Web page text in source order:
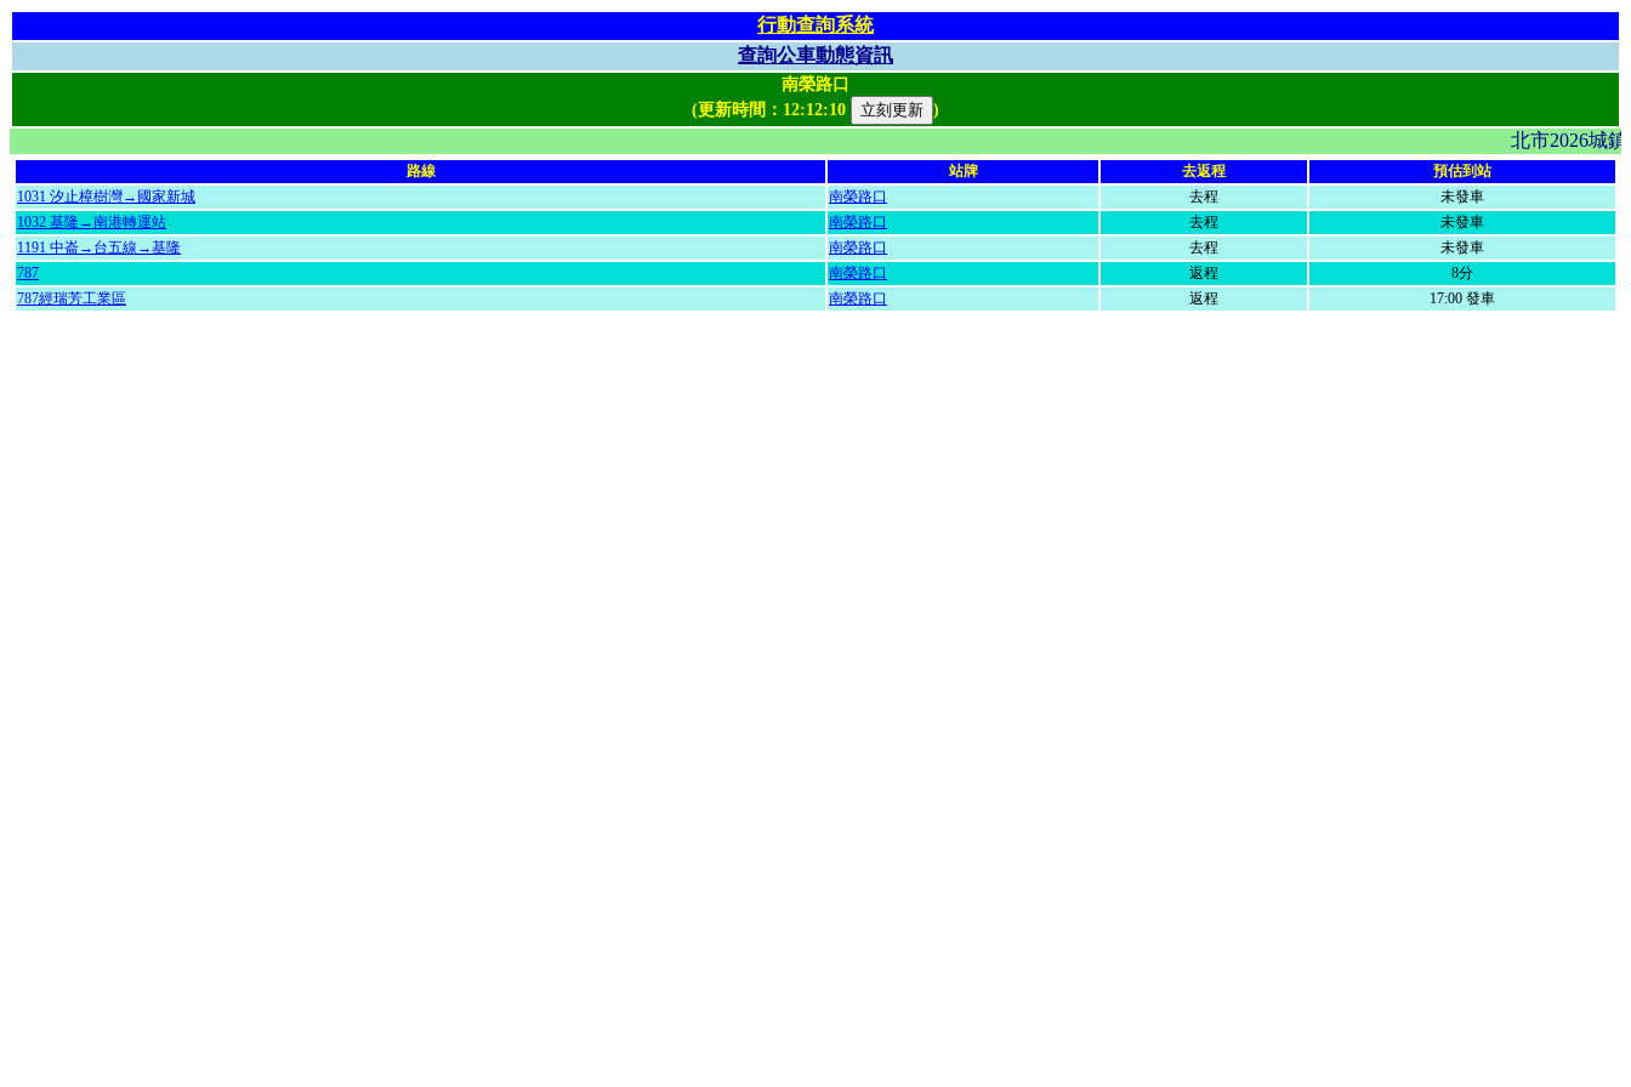
行動查詢系統
查詢公車動態資訊
南榮路口
(更新時間： 12:12:10 )
北市2026城
路線 站牌 去返程
預估到站
1031 汐止樟樹灣→國家新城
南榮路口 去程
未發車
1032 基隆→南港轉運站
南榮路口 去程
未發車
1191 中崙→台五線→基隆
南榮路口 去程
未發車
787
南榮路口 返程
8分
787經瑞芳工業區
南榮路口 返程 17:00 發車